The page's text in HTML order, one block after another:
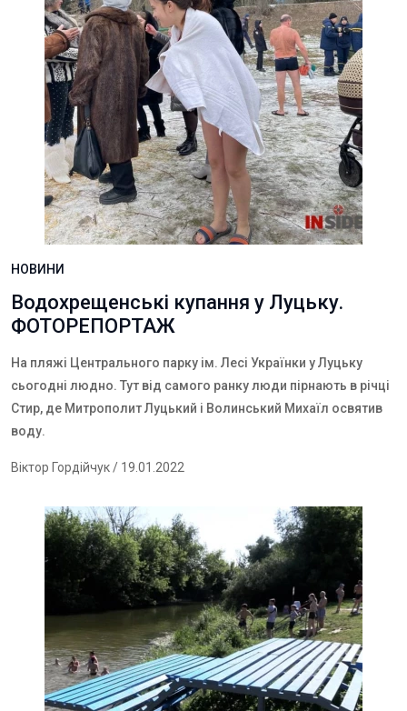
НОВИНИ
Водохрещенські купання у Луцьку.
ФОТОРЕПОРТАЖ
На пляжі Центрального парку ім. Лесі Українки у Луцьку
сьогодні людно. Тут від самого ранку люди пірнають в річці
Стир, де Митрополит Луцький і Волинський Михаїл освятив
воду.
Віктор Гордійчук/ 19.01.2022